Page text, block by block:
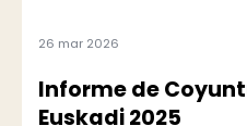
26 mar 2026
Informe de
Euskadi 2025